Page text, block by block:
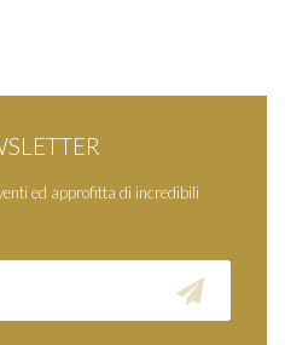
ed approfitta di incredibili